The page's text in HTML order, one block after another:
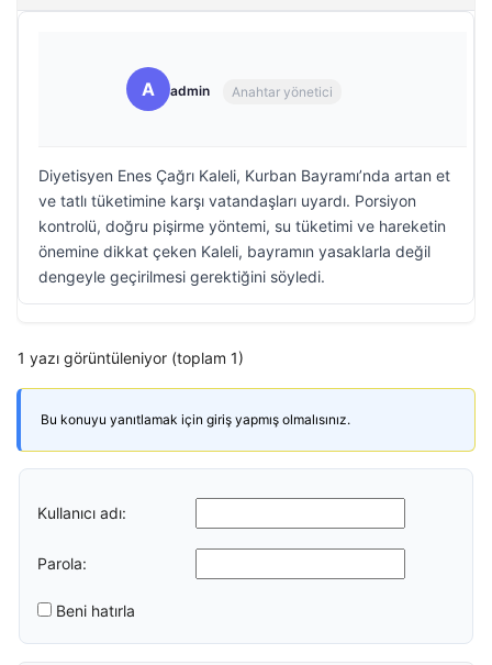
A admin Anahtar yönetici
Diyetisyen Enes Çağrı Kaleli, Kurban Bayramı’nda artan et
ve tatlı tüketimine karşı vatandaşları uyardı. Porsiyon
kontrolü, doğru pişirme yöntemi, su tüketimi ve hareketin
önemine dikkat çeken Kaleli, bayramın yasaklarla değil
dengeyle geçirilmesi gerektiğini söyledi.
1 yazı görüntüleniyor (toplam 1)
Bu konuyu yanıtlamak için giriş yapmış olmalısınız.
Kullanıcı adı:
Parola:
Beni hatırla